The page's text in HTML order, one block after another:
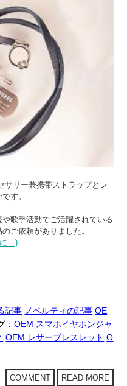
サリー兼携帯ストラップとレ
す。
歌手活動でご活躍されている
ご依頼がありました。
…)
記事 ノベルティの記事 OE
：OEM スマホイヤホンジャ
OEM レザーブレスレット O
COMMENT READ MORE